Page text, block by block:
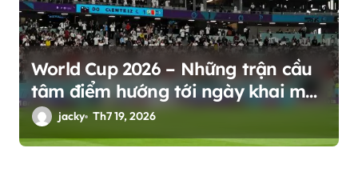
v
i
ế
t
World Cup 2026 – Những trận cầu
tâm điểm hướng tới ngày khai mạc
11/6/2026
jacky Th7 19, 2026